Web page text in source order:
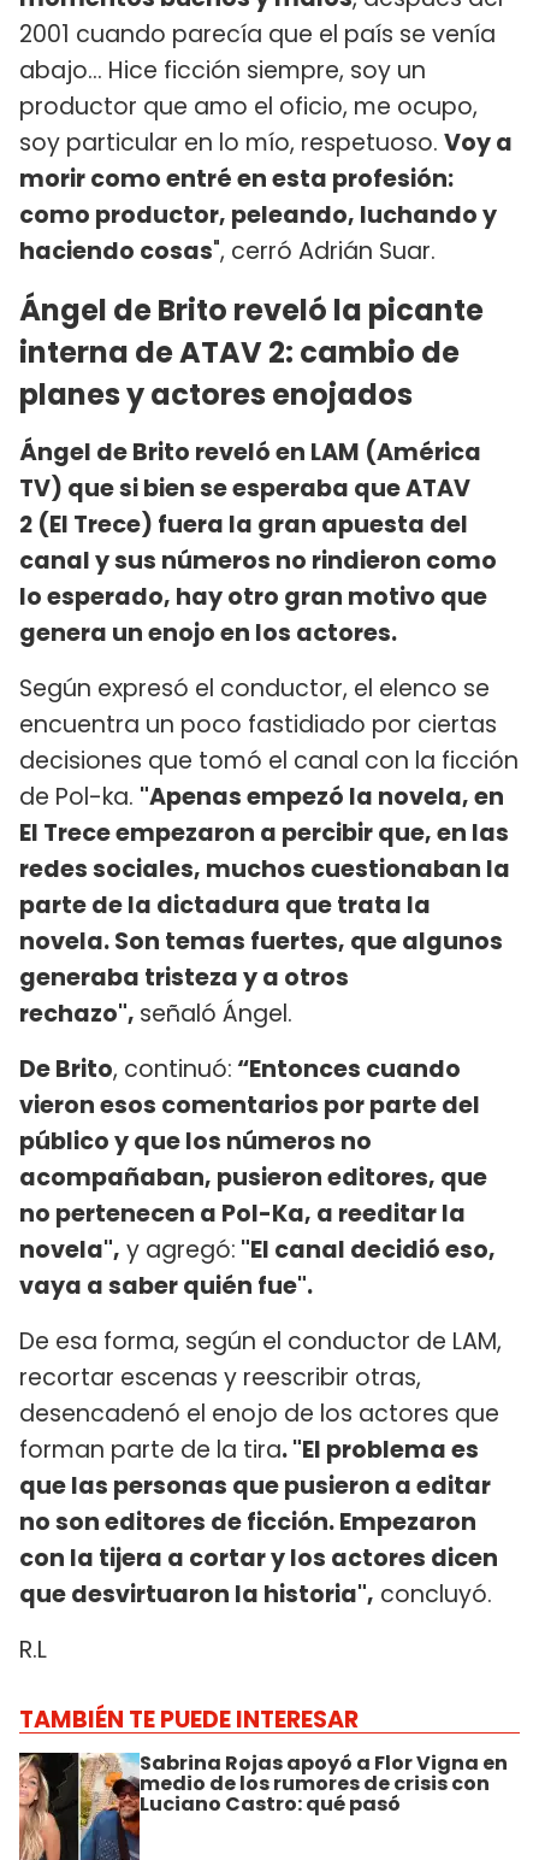
2001 cuando parecía que el país se venía
abajo... Hice ficción siempre, soy un
productor que amo el oficio, me ocupo,
soy particular en lo mío, respetuoso. Voy a
morir como entré en esta profesión:
como productor, peleando, luchando y
haciendo cosas", cerró Adrián Suar.
Ángel de Brito reveló la picante
interna de ATAV 2: cambio de
planes y actores enojados
Ángel de Brito reveló en LAM (América
TV) que si bien se esperaba que ATAV
2 (El Trece) fuera la gran apuesta del
canal y sus números no rindieron como
lo esperado, hay otro gran motivo que
genera un enojo en los actores.
Según expresó el conductor, el elenco se
encuentra un poco fastidiado por ciertas
decisiones que tomó el canal con la ficción
de Pol-ka. "Apenas empezó la novela, en
El Trece empezaron a percibir que, en las
redes sociales, muchos cuestionaban la
parte de la dictadura que trata la
novela. Son temas fuertes, que algunos
generaba tristeza y a otros
rechazo", señaló Ángel.
De Brito, continuó: “Entonces cuando
vieron esos comentarios por parte del
público y que los números no
acompañaban, pusieron editores, que
no pertenecen a Pol-Ka, a reeditar la
novela", y agregó: "El canal decidió eso,
vaya a saber quién fue".
De esa forma, según el conductor de LAM,
recortar escenas y reescribir otras,
desencadenó el enojo de los actores que
forman parte de la tira. "El problema es
que las personas que pusieron a editar
no son editores de ficción. Empezaron
con la tijera a cortar y los actores dicen
que desvirtuaron la historia", concluyó.
R.L
TAMBIÉN TE PUEDE INTERESAR
Sabrina Rojas apoyó a Flor Vigna en
medio de los rumores de crisis con
Luciano Castro: qué pasó